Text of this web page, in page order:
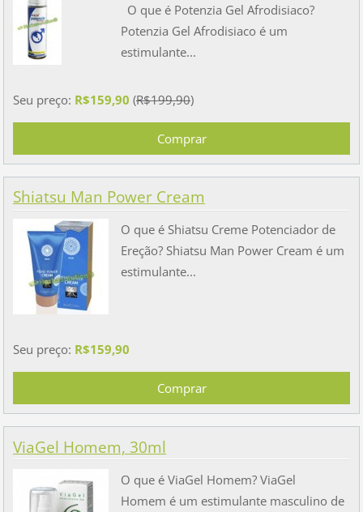
O que é Potenzia Gel Afrodisiaco?
Potenzia Gel Afrodisiaco é um
estimulante...
Seu preço: R$159,90 (R$199,90)
Shiatsu Man Power Cream
O que é Shiatsu Creme Potenciador de
Ereção? Shiatsu Man Power Cream é um
estimulante...
Seu preço: R$159,90
ViaGel Homem, 30ml
O que é ViaGel Homem? ViaGel
Homem é um estimulante masculino de